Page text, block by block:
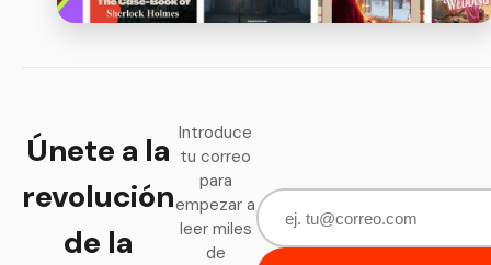
Únete a la
revolución
de la
Introduce
tu correo
para
empezar a
leer miles
de